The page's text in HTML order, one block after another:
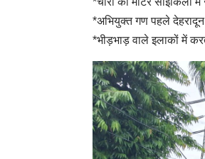
*अभियुक्त गण पहले देहरादून
*भीड़भाड़ वाले इलाकों में